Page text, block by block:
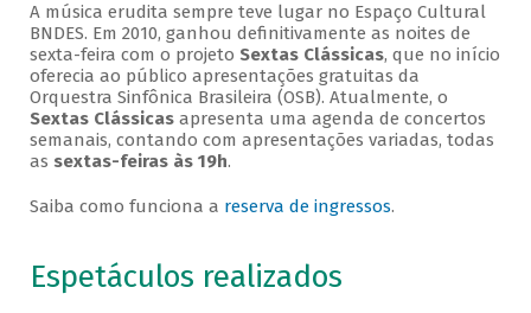
A música erudita sempre teve lugar no Espaço Cultural
BNDES. Em 2010, ganhou definitivamente as noites de
sexta-feira com o projeto Sextas Clássicas, que no início
oferecia ao público apresentações gratuitas da
Orquestra Sinfônica Brasileira (OSB). Atualmente, o
Sextas Clássicasapresenta uma agenda de concertos
semanais, contando com apresentações variadas, todas
as sextas-feiras às 19h.
Saiba como funciona a reserva de ingressos.
Espetáculos realizados